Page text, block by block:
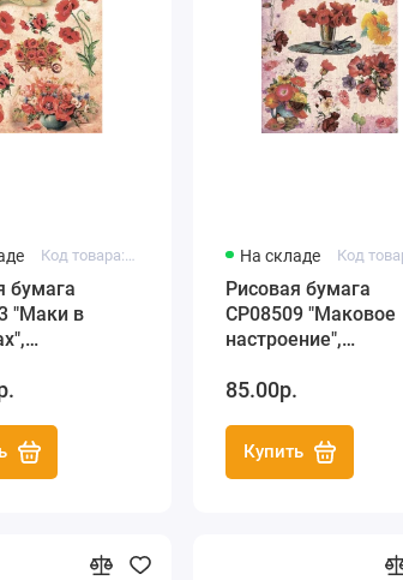
Код товара: C3 CP08493
бумага
"Маки в
На складе
Рисовая бумага
CP08509 "Маковое
настроение",
Premier
85.00р.
Купить